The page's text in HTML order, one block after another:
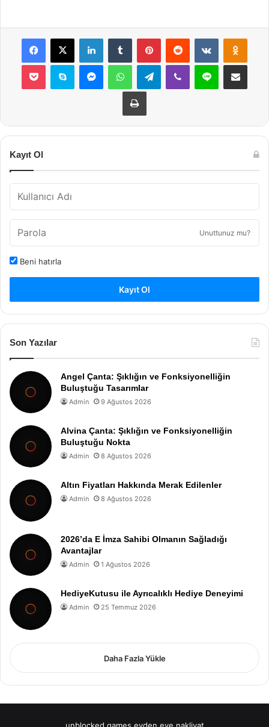
Facebook
X LinkedInTumblr PinterestReddit VKontakte
Pocket Skype MessengerWhatsAppTelegramViber Line E-Posta ile
Yazdır
Kayıt Ol
Unuttunuz mu?
Beni hatırla
Kayıt Ol
Son Yazılar
Angel Çanta: Şıklığın ve Fonksiyonelliğin
Buluştuğu Tasarımlar
Admin 9 Ağustos 2026
Alvina Çanta: Şıklığın ve Fonksiyonelliğin
Buluştuğu Nokta
Admin 8 Ağustos 2026
Altın Fiyatları Hakkında Merak Edilenler
Admin 8 Ağustos 2026
2026’da E İmza Sahibi Olmanın Sağladığı
Avantajlar
Admin 1 Ağustos 2026
HediyeKutusu ile Ayrıcalıklı Hediye Deneyimi
Admin 25 Temmuz 2026
Daha Fazla Yükle